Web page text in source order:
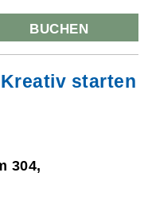
BUCHEN
starten
304,